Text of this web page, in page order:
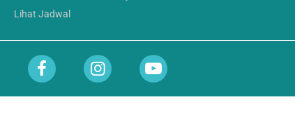
Lihat Jadwal